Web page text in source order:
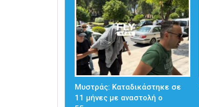
Μυστράς: Καταδικάστηκε σε
11 μήνες με αναστολή ο